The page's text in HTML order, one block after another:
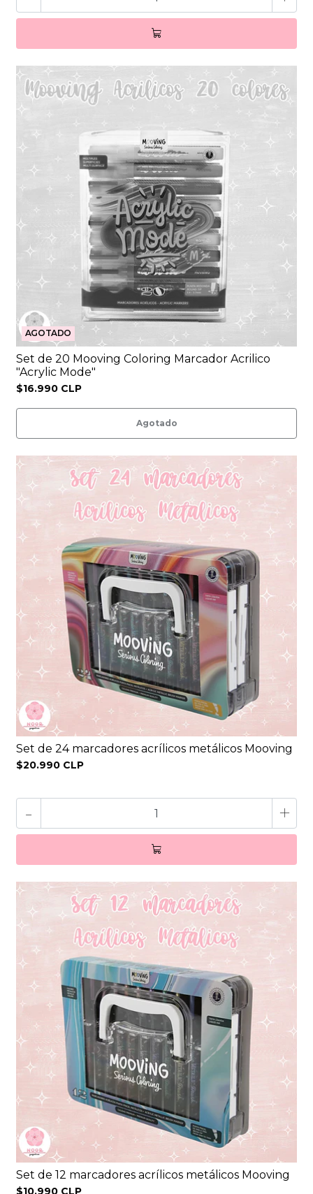
AGOTADO
Set de 20 Mooving Coloring Marcador Acrilico
"Acrylic Mode"
$16.990 CLP
Agotado
Set de 24 marcadores acrílicos metálicos Mooving
$20.990 CLP
- +
Set de 12 marcadores acrílicos metálicos Mooving
$10.990 CLP